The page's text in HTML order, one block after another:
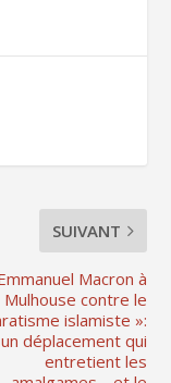
SUIVANT
Macron à
Mulhouse contre le
islamiste »:
un déplacement qui
entretient les